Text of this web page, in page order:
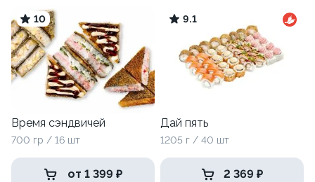
10
Время сэндвичей
700 гр / 16 шт
от 1 399 ₽
9.1
Дай пять
1205 г / 40 шт
2 369 ₽